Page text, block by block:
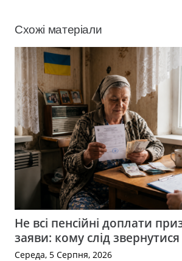
Схожі матеріали
Не всі пенсійні доплати
заяви: кому слід
Середа, 5 Серпня, 2026